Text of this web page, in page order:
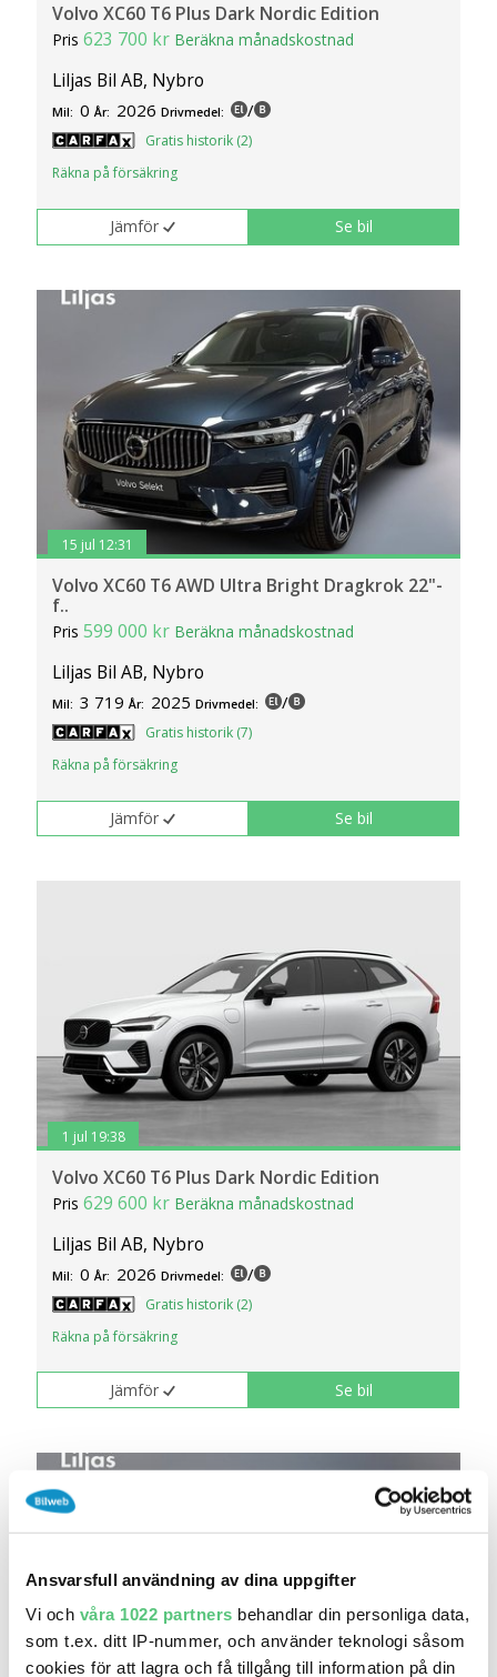
Ansvarsfull användning av dina uppgifter
Vi och våra 1022 partners behandlar din personliga data,
som t.ex. ditt IP-nummer, och använder teknologi såsom
cookies för att lagra och få tillgång till information på din
Volvo XC60 T6 Plus Dark Nordic Edition
Pris623 700 kr Beräkna månadskostnad
Liljas Bil AB, Nybro
Mil: 0 År: 2026 Drivmedel: /
Gratis historik (2)
Räkna på försäkring
Jämför Se bil
15 jul 12:31
Volvo XC60 T6 AWD Ultra Bright Dragkrok 22"-
f..
Pris599 000 kr Beräkna månadskostnad
Liljas Bil AB, Nybro
Mil: 3 719 År: 2025 Drivmedel: /
Gratis historik (7)
Räkna på försäkring
Jämför Se bil
1 jul 19:38
Volvo XC60 T6 Plus Dark Nordic Edition
Pris629 600 kr Beräkna månadskostnad
Liljas Bil AB, Nybro
Mil: 0 År: 2026 Drivmedel: /
Gratis historik (2)
Räkna på försäkring
Jämför Se bil